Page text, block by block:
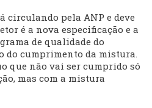
circulando pela ANP e deve
é a nova especificação e a
de qualidade do
do cumprimento da mistura.
que não vai ser cumprido só
mas com a mistura